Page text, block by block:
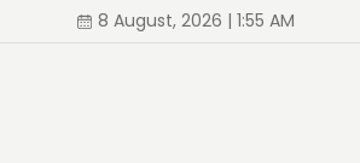
8 August, 2026 | 1:55 AM